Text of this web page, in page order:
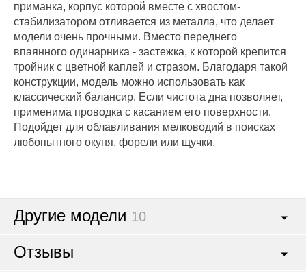
приманка, корпус которой вместе с хвостом-
стабилизатором отливается из металла, что делает
модели очень прочными. Вместо переднего
впаянного одинарника - застежка, к которой крепится
тройник с цветной каплей и стразом. Благодаря такой
конструкции, модель можно использовать как
классический балансир. Если чистота дна позволяет,
применима проводка с касанием его поверхности.
Подойдет для облавливания мелководий в поисках
любопытного окуня, форели или щучки.
Другие модели 10
Отзывы